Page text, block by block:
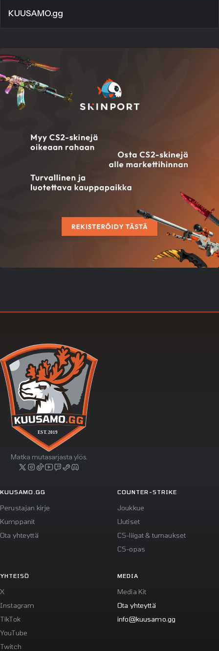
KUUSAMO.gg
Matka mutasarjasta ylös.
KUUSAMO.GG
Perustajan kirje
Kumppanit
Ota yhteyttä
COUNTER-STRIKE
Joukkue
Uutiset
CS-liigat & turnaukset
CS-opas
YHTEISÖ
X
Instagram
TikTok
YouTube
Twitch
MEDIA
Media Kit
Ota yhteyttä
info@kuusamo.gg